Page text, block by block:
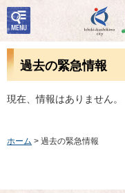
検
索・
共通
ュー過去の緊急情報
現在、情報はありません。
ホーム > 過去の緊急情報